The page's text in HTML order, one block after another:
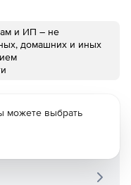
и ИП – не
домашних и иных
можете выбрать